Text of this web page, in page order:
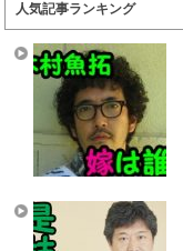
人気記事ランキング